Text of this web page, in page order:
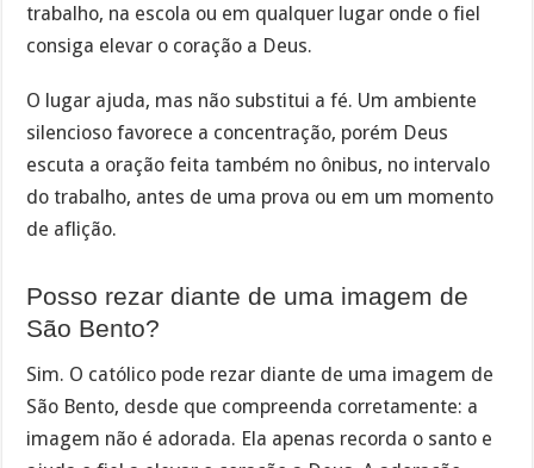
trabalho, na escola ou em qualquer lugar onde o fiel
consiga elevar o coração a Deus.
O lugar ajuda, mas não substitui a fé. Um ambiente
silencioso favorece a concentração, porém Deus
escuta a oração feita também no ônibus, no intervalo
do trabalho, antes de uma prova ou em um momento
de aflição.
Posso rezar diante de uma imagem de
São Bento?
Sim. O católico pode rezar diante de uma imagem de
São Bento, desde que compreenda corretamente: a
imagem não é adorada. Ela apenas recorda o santo e